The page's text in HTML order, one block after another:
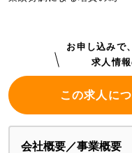
お申し込みで
求人情
この求人に
会社概要／事業概要